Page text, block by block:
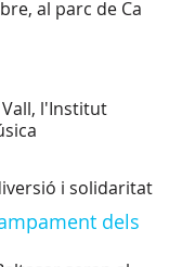
al parc de Ca
Vall, l'Institut
i solidaritat
dels